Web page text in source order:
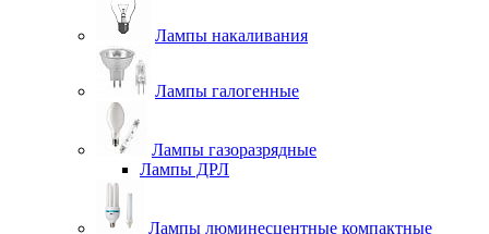
Лампы накаливания
Лампы галогенные
Лампы газоразрядные
Лампы ДРЛ
Лампы люминесцентные компактные